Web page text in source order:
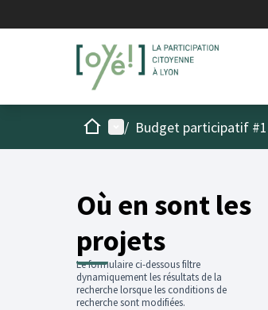
AccueilMenu principal
/ Budget participatif #1
Où en sont les
projets
Le formulaire ci-dessous filtre
dynamiquement les résultats de la
recherche lorsque les conditions de
recherche sont modifiées.